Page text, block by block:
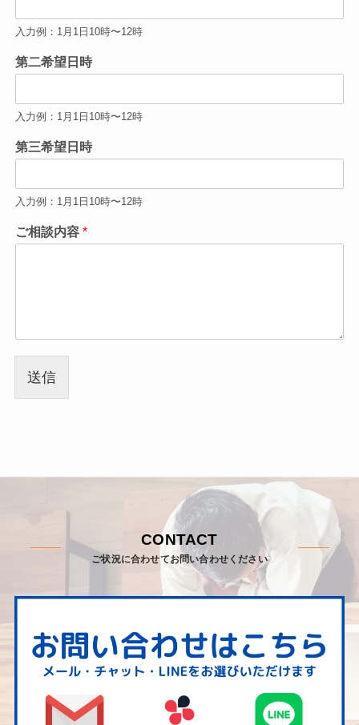
入力例：1月1日10時〜12時
第二希望日時
入力例：1月1日10時〜12時
第三希望日時
入力例：1月1日10時〜12時
ご相談内容 *
送信
CONTACT
ご状況に合わせてお問い合わせください